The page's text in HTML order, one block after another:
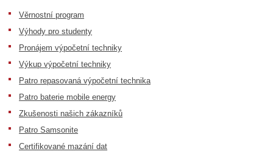
Věrnostní program
Výhody pro studenty
Pronájem výpočetní techniky
Výkup výpočetní techniky
Patro repasovaná výpočetní technika
Patro baterie mobile energy
Zkušenosti našich zákazníků
Patro Samsonite
Certifikované mazání dat